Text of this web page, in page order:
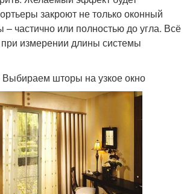
закроют не только оконный
– частично или полностью до угла. Всё
при измерении длины системы
Выбираем шторы на узкое окно